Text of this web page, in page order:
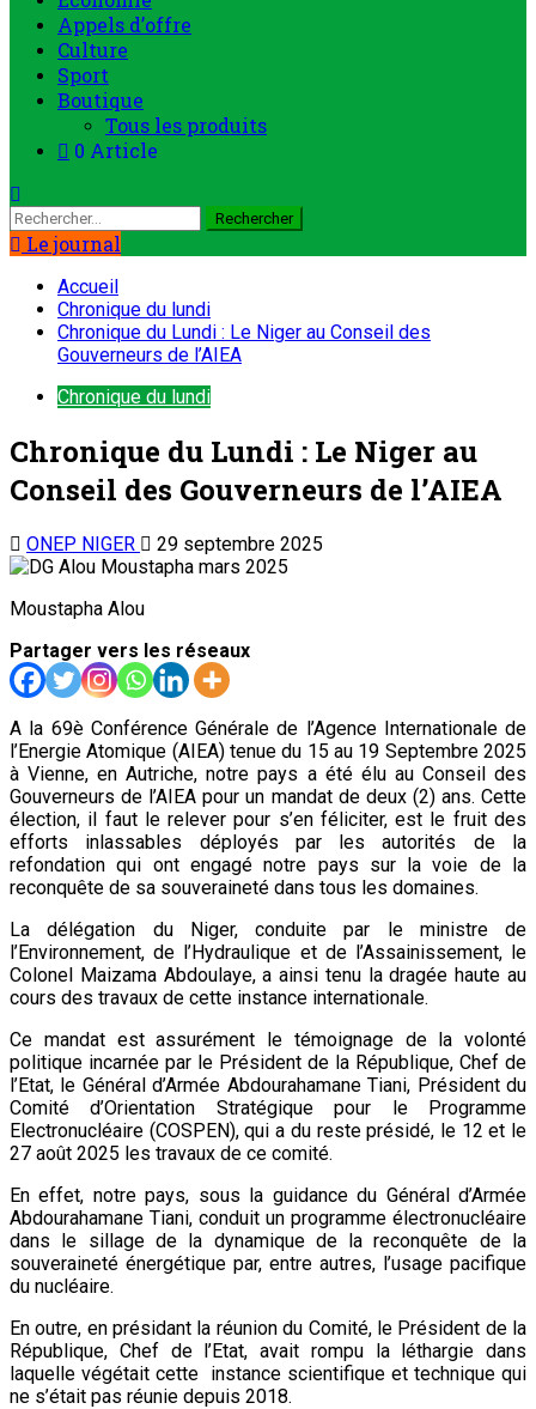
Appels d’offre
Culture
Sport
Boutique
Tous les produits
0 Article
Le journal
Accueil
Chronique du lundi
Chronique du Lundi : Le Niger au Conseil des
Gouverneurs de l’AIEA
Chronique du lundi
Chronique du Lundi : Le Niger au
Conseil des Gouverneurs de l’AIEA
ONEP NIGER 29 septembre 2025
Moustapha Alou
Partager vers les réseaux
A la 69è Conférence Générale de l’Agence Internationale de
l’Energie Atomique (AIEA) tenue du 15 au 19 Septembre 2025
à Vienne, en Autriche, notre pays a été élu au Conseil des
Gouverneurs de l’AIEA pour un mandat de deux (2) ans. Cette
élection, il faut le relever pour s’en féliciter, est le fruit des
efforts inlassables déployés par les autorités de la
refondation qui ont engagé notre pays sur la voie de la
reconquête de sa souveraineté dans tous les domaines.
La délégation du Niger, conduite par le ministre de
l’Environnement, de l’Hydraulique et de l’Assainissement, le
Colonel Maizama Abdoulaye, a ainsi tenu la dragée haute au
cours des travaux de cette instance internationale.
Ce mandat est assurément le témoignage de la volonté
politique incarnée par le Président de la République, Chef de
l’Etat, le Général d’Armée Abdourahamane Tiani, Président du
Comité d’Orientation Stratégique pour le Programme
Electronucléaire (COSPEN), qui a du reste présidé, le 12 et le
27 août 2025 les travaux de ce comité.
En effet, notre pays, sous la guidance du Général d’Armée
Abdourahamane Tiani, conduit un programme électronucléaire
dans le sillage de la dynamique de la reconquête de la
souveraineté énergétique par, entre autres, l’usage pacifique
du nucléaire.
En outre, en présidant la réunion du Comité, le Président de la
République, Chef de l’Etat, avait rompu la léthargie dans
laquelle végétait cette instance scientifique et technique qui
ne s’était pas réunie depuis 2018.